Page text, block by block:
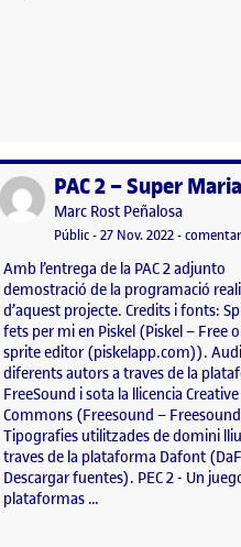
Publicat per
Publicat per
Marc Rost Peñalosa
Visibilitat:
Públic-Data de publicació
27 Nov. 2022-
Amb l’entrega de la PAC 2 adjunto
demostració de la programació
d’aquest projecte. Credits i fonts:
fets per mi en Piskel (Piskel – Free
sprite editor (piskelapp.com)).
diferents autors a traves de la
FreeSound i sota la llicencia Creative
Commons (Freesound –
Tipografies utilitzades de domini
traves de la plataforma Dafont
Descargar fuentes). PEC 2 - Un
plataformas …